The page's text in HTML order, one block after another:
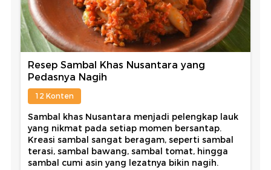
Resep Sambal Khas Nusantara yang
Pedasnya Nagih
12 Konten
Sambal khas Nusantara menjadi pelengkap lauk
yang nikmat pada setiap momen bersantap.
Kreasi sambal sangat beragam, seperti sambal
terasi, sambal bawang, sambal tomat, hingga
sambal cumi asin yang lezatnya bikin nagih.